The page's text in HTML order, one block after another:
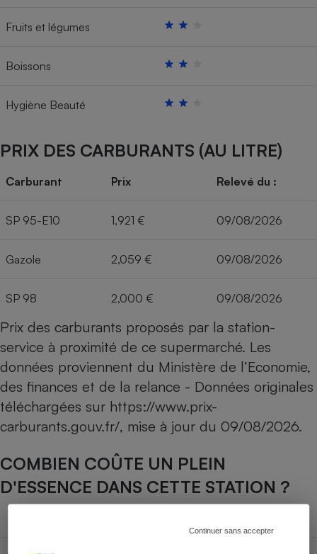
Continuer sans accepter
Fruits et légumes
Boissons
Hygiène Beauté
PRIX DES CARBURANTS (AU LITRE)
Carburant Prix Relevé du :
SP 95-E10 1,921 € 09/08/2026
Gazole 2,059 € 09/08/2026
SP 98 2,000 € 09/08/2026
Prix des carburants proposés par la station-
service à proximité de ce supermarché. Les
données proviennent du Ministère de l’Economie,
des finances et de la relance - Données originales
téléchargées sur https://www.prix-
carburants.gouv.fr/, mise à jour du 09/08/2026.
COMBIEN COÛTE UN PLEIN
D'ESSENCE DANS CETTE STATION ?